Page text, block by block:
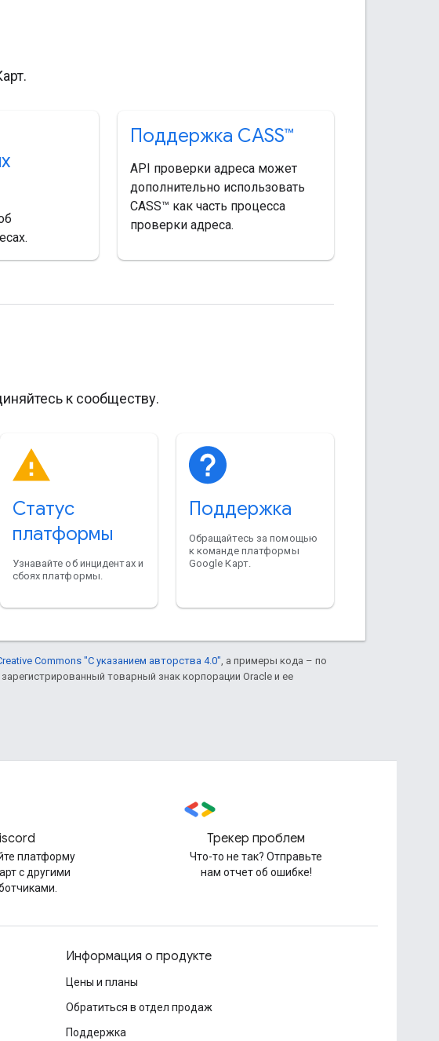
Поддержка CASS™
API проверки адреса может
дополнительно использовать
CASS™ как часть процесса
проверки адреса.
к сообществу.
Статус
платформы
Узнавайте об инцидентах и
сбоях платформы.
Поддержка
Обращайтесь за помощью
к команде платформы
Google Карт.
Commons "С указанием авторства 4.0", а примеры кода – по
зарегистрированный товарный знак корпорации Oracle и ее
платформу
с другими
Трекер проблем
Что-то не так? Отправьте
нам отчет об ошибке!
Информация о продукте
Цены и планы
Обратиться в отдел продаж
Поддержка